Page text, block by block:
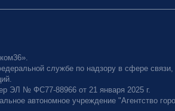
службе по надзору в сфере
ЭЛ № ФС77-88966 от 21 января 2025 г.
автономное учреждение "Агентство